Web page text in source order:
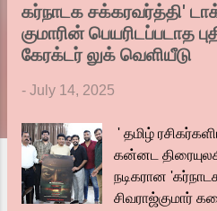
கர்நாடக சக்கரவர்த்தி'
குமாரின் பெயரிடப்படாத
கேரக்டர் லுக் வெளியீடு
- July 14, 2025
' தமிழ்
கன்னட
நடிகரான
சிவராஜ்குமார்